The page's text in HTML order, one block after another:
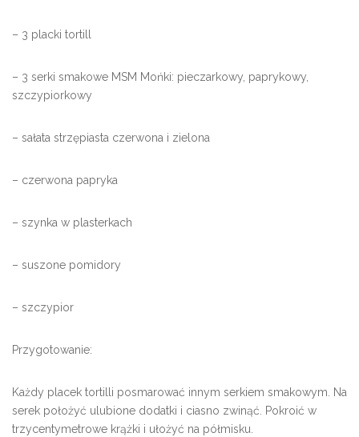
– 3 placki tortill
– 3 serki smakowe MSM Mońki: pieczarkowy, paprykowy,
szczypiorkowy
– sałata strzępiasta czerwona i zielona
– czerwona papryka
– szynka w plasterkach
– suszone pomidory
– szczypior
Przygotowanie:
Każdy placek tortilli posmarować innym serkiem smakowym. Na
serek położyć ulubione dodatki i ciasno zwinąć. Pokroić w
trzycentymetrowe krążki i ułożyć na półmisku.